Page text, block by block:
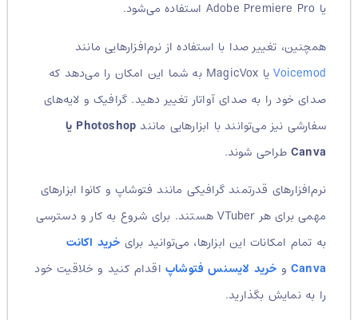
همچنین، تغییر صدا با استفاده از نرم‌افزارهایی مانند
Voicemod
یا MagicVox به شما این امکان را می‌دهد که
صدای خود را به صدای آواتار تغییر دهید. گرافیک و لایه‌های
سفارشی نیز می‌توانند با ابزارهایی مانند
Photoshop یا
Canva طراحی شوند.
نرم‌افزارهای قدرتمند گرافیکی مانند فتوشاپ و کانوا ابزارهای
مهمی برای هر VTuber هستند. برای شروع به کار و دسترسی
به تمام امکانات این ابزارها، می‌توانید برای خرید اکانت
Canvaوخرید لایسنس فتوشاپاقدام کنید و خلاقیت خود
را به نمایش بگذارید.